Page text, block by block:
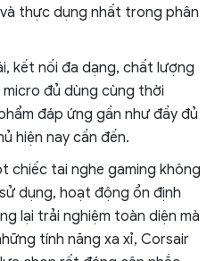
thực dụng nhất trong phân
kết nối đa dạng, chất lượng
đủ dùng cùng thời
đáp ứng gần như đầy đủ
hiện nay cần đến.
chiếc tai nghe gaming không
dụng, hoạt động ổn định
lại trải nghiệm toàn diện mà
tính năng xa xỉ, Corsair